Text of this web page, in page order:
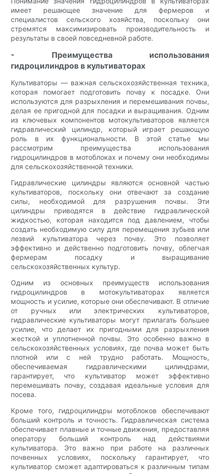
имеет решающее значение для фермеров и
специалистов сельского хозяйства, поскольку они
стремятся максимизировать производительность и
результаты в своей повседневной работе.
- Преимущества использования
гидроцилиндров в культиваторах
Культиваторы — важная сельскохозяйственная техника,
которая помогает подготовить почву к посадке. Они
используются для разрыхления и перемешивания почвы,
делая ее пригодной для посадки и выращивания. Одним
из ключевых компонентов мотокультиваторов является
гидравлический цилиндр, который играет решающую
роль в их функциональности. В этой статье мы
рассмотрим преимущества использования
гидроцилиндров в мотоблоках и почему они необходимы
для сельскохозяйственной техники.
Гидравлические цилиндры являются основной частью
культиваторов, поскольку они отвечают за создание
силы, необходимой для разрушения почвы. Эти
цилиндры приводятся в действие гидравлической
жидкостью, которая находится под давлением, чтобы
создать необходимую силу для перемещения зубьев или
лезвий культиватора через почву. Это позволяет
эффективно и действенно подготовить почву, облегчая
фермерам посадку и выращивание
сельскохозяйственных культур.
Одним из основных преимуществ использования
гидроцилиндров в мотокультиваторах является
мощность и усилие, которые они обеспечивают. В отличие
от ручных или электрических культиваторов,
гидравлические культиваторы могут прилагать большее
усилие, что делает их пригодными для разрыхления
жесткой и уплотненной почвы. Это особенно важно в
сельскохозяйственных условиях, где почва может быть
плотной или с ней трудно работать. Мощность,
обеспечиваемая гидравлическими цилиндрами,
гарантирует, что культиватор может эффективно
перемешивать почву, создавая идеальные условия для
посева.
Кроме того, гидроцилиндры мотоблоков обеспечивают
больший контроль и точность. Гидравлическая система
обеспечивает плавные и точные движения, предоставляя
оператору больший контроль над действиями
культиватора. Это важно при работе на различных
почвенных условиях, поскольку гарантирует, что
культиватор сможет адаптироваться к различным типам